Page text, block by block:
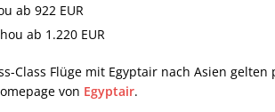
ab 922 EUR
ab 1.220 EUR
Class Flüge mit Egyptair nach Asien
von Egyptair.